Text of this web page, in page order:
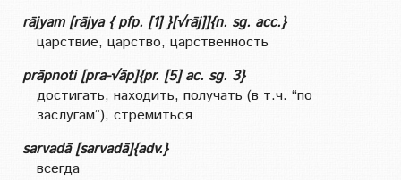
rājyam [rājya { pfp. [1] }[√rāj]]{n. sg. acc.}
царствие, царство, царственность
prāpnoti [pra-√āp]{pr. [5] ac. sg. 3}
достигать, находить, получать (в т.ч. “по
заслугам”), стремиться
sarvadā [sarvadā]{adv.}
всегда